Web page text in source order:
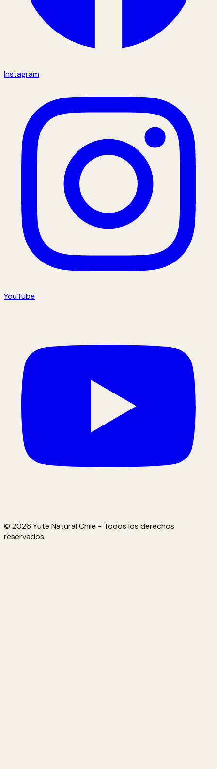
Instagram
YouTube
© 2026 Yute Natural Chile - Todos los derechos
reservados